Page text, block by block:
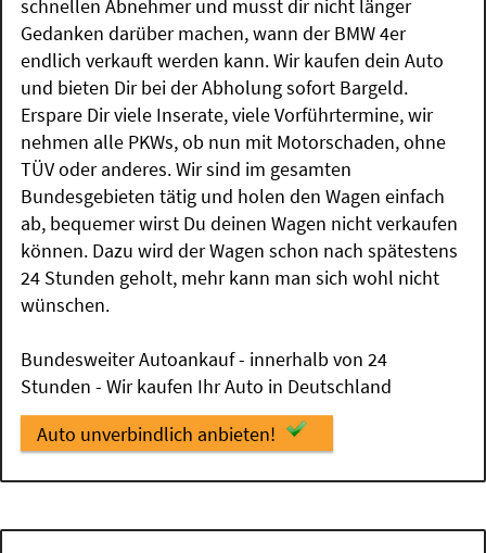
schnellen Abnehmer und musst dir nicht länger
Gedanken darüber machen, wann der BMW 4er
endlich verkauft werden kann. Wir kaufen dein Auto
und bieten Dir bei der Abholung sofort Bargeld.
Erspare Dir viele Inserate, viele Vorführtermine, wir
nehmen alle PKWs, ob nun mit Motorschaden, ohne
TÜV oder anderes. Wir sind im gesamten
Bundesgebieten tätig und holen den Wagen einfach
ab, bequemer wirst Du deinen Wagen nicht verkaufen
können. Dazu wird der Wagen schon nach spätestens
24 Stunden geholt, mehr kann man sich wohl nicht
wünschen.
Bundesweiter Autoankauf - innerhalb von 24
Stunden - Wir kaufen Ihr Auto in Deutschland
Auto unverbindlich anbieten!